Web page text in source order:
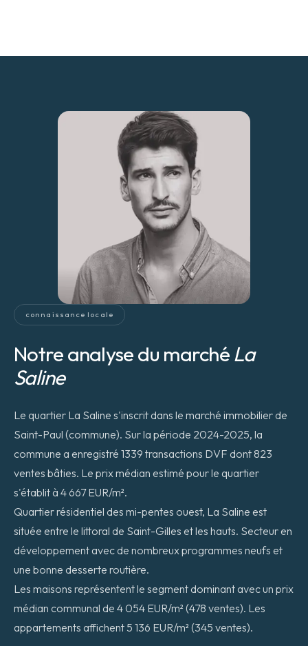
connaissance locale
Notre analyse du marchéLa
Saline
Le quartier La Saline s'inscrit dans le marché immobilier de
Saint-Paul (commune). Sur la période 2024-2025, la
commune a enregistré 1339 transactions DVF dont 823
ventes bâties. Le prix médian estimé pour le quartier
s'établit à 4 667 EUR/m².
Quartier résidentiel des mi-pentes ouest, La Saline est
située entre le littoral de Saint-Gilles et les hauts. Secteur en
développement avec de nombreux programmes neufs et
une bonne desserte routière.
Les maisons représentent le segment dominant avec un prix
médian communal de 4 054 EUR/m² (478 ventes). Les
appartements affichent 5 136 EUR/m² (345 ventes).